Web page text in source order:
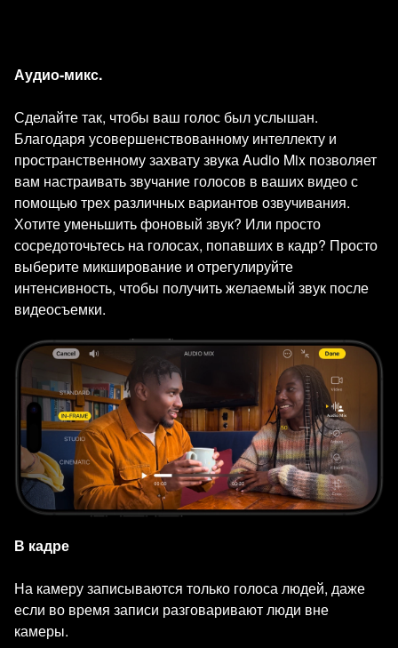
Аудио-микс.
Сделайте так, чтобы ваш голос был услышан.
Благодаря усовершенствованному интеллекту и
пространственному захвату звука Audio Mix позволяет
вам настраивать звучание голосов в ваших видео с
помощью трех различных вариантов озвучивания.
Хотите уменьшить фоновый звук? Или просто
сосредоточьтесь на голосах, попавших в кадр? Просто
выберите микширование и отрегулируйте
интенсивность, чтобы получить желаемый звук после
видеосъемки.
В кадре
На камеру записываются только голоса людей, даже
если во время записи разговаривают люди вне
камеры.